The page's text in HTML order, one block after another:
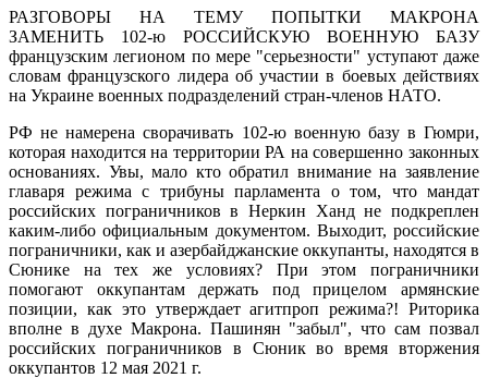
РАЗГОВОРЫ НА ТЕМУ ПОПЫТКИ МАКРОНА
ЗАМЕНИТЬ 102-ю РОССИЙСКУЮ ВОЕННУЮ БАЗУ
французским легионом по мере "серьезности" уступают даже
словам французского лидера об участии в боевых действиях
на Украине военных подразделений стран-членов НАТО.
РФ не намерена сворачивать 102-ю военную базу в Гюмри,
которая находится на территории РА на совершенно законных
основаниях. Увы, мало кто обратил внимание на заявление
главаря режима с трибуны парламента о том, что мандат
российских пограничников в Неркин Ханд не подкреплен
каким-либо официальным документом. Выходит, российские
пограничники, как и азербайджанские оккупанты, находятся в
Сюнике на тех же условиях? При этом пограничники
помогают оккупантам держать под прицелом армянские
позиции, как это утверждает агитпроп режима?! Риторика
вполне в духе Макрона. Пашинян "забыл", что сам позвал
российских пограничников в Сюник во время вторжения
оккупантов 12 мая 2021 г.